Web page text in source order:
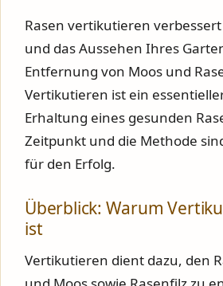
Rasen vertikutieren
und das Aussehen Ihres
Entfernung von Moos und
Vertikutieren ist ein
Erhaltung eines gesunden
Zeitpunkt und die Methode
für den Erfolg.
Überblick: Warum
ist
Vertikutieren dient dazu, den